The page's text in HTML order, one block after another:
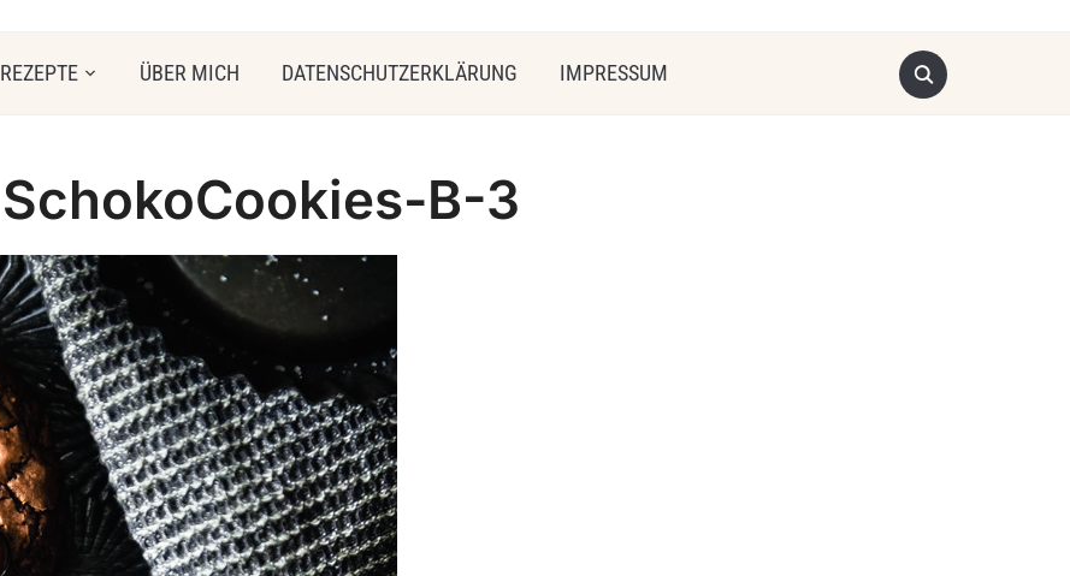
REZEPTE ÜBER MICH DATENSCHUTZERKLÄRUNG IMPRESSUM
SchokoCookies-B-3